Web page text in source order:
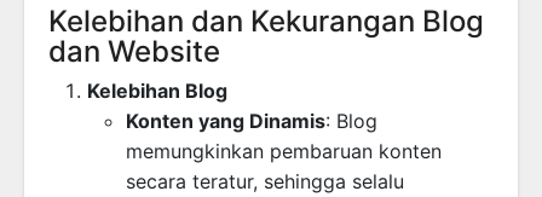
Kelebihan dan Kekurangan Blog
dan Website
Kelebihan Blog
Konten yang Dinamis: Blog
memungkinkan pembaruan konten
secara teratur, sehingga selalu